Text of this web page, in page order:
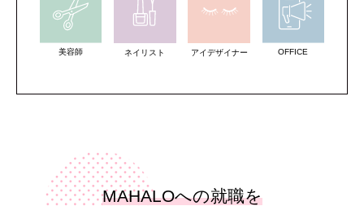
美容師 ネイリスト アイデザイナー OFFICE
MAHALOへの就職を